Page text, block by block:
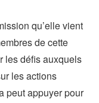
qu’elle vient
de cette
les défis auxquels
les actions
peut appuyer pour